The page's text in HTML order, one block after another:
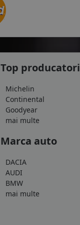
Top producatori
Michelin
Continental
Goodyear
mai multe
Marca auto
DACIA
AUDI
BMW
mai multe